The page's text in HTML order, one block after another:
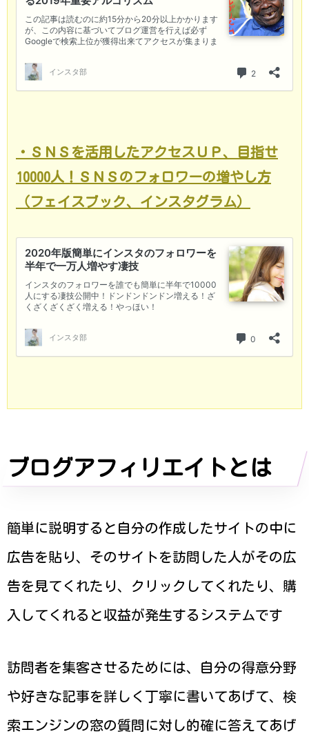
・ＳＮＳを活用したアクセスＵＰ、目指せ
10000人！ＳＮＳのフォロワーの増やし方
（フェイスブック、インスタグラム）
ブログアフィリエイトとは
簡単に説明すると自分の作成したサイトの中に
広告を貼り、そのサイトを訪問した人がその広
告を見てくれたり、クリックしてくれたり、購
入してくれると収益が発生するシステムです
訪問者を集客させるためには、自分の得意分野
や好きな記事を詳しく丁寧に書いてあげて、検
索エンジンの窓の質問に対し的確に答えてあげ